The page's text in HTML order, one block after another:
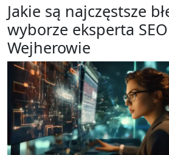
Jakie są najczęstsze
wyborze eksperta
Wejherowie